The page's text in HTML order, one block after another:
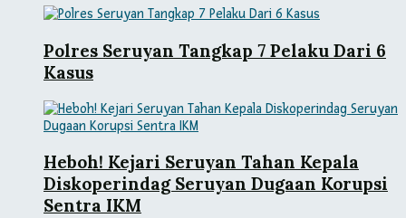
Polres Seruyan Tangkap 7 Pelaku Dari 6
Kasus
Heboh! Kejari Seruyan Tahan Kepala
Diskoperindag Seruyan Dugaan Korupsi
Sentra IKM